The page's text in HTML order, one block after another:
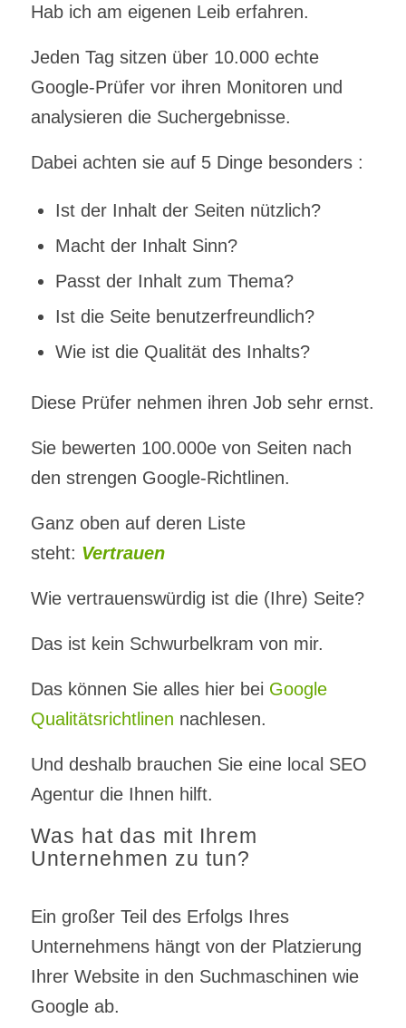
Hab ich am eigenen Leib erfahren.
Jeden Tag sitzen über 10.000 echte
Google-Prüfer vor ihren Monitoren und
analysieren die Suchergebnisse.
Dabei achten sie auf 5 Dinge besonders :
Ist der Inhalt der Seiten nützlich?
Macht der Inhalt Sinn?
Passt der Inhalt zum Thema?
Ist die Seite benutzerfreundlich?
Wie ist die Qualität des Inhalts?
Diese Prüfer nehmen ihren Job sehr ernst.
Sie bewerten 100.000e von Seiten nach
den strengen Google-Richtlinen.
Ganz oben auf deren Liste
steht: Vertrauen
Wie vertrauenswürdig ist die (Ihre) Seite?
Das ist kein Schwurbelkram von mir.
Das können Sie alles hier bei Google
Qualitätsrichtlinen nachlesen.
Und deshalb brauchen Sie eine local SEO
Agentur die Ihnen hilft.
Was hat das mit Ihrem
Unternehmen zu tun?
Ein großer Teil des Erfolgs Ihres
Unternehmens hängt von der Platzierung
Ihrer Website in den Suchmaschinen wie
Google ab.